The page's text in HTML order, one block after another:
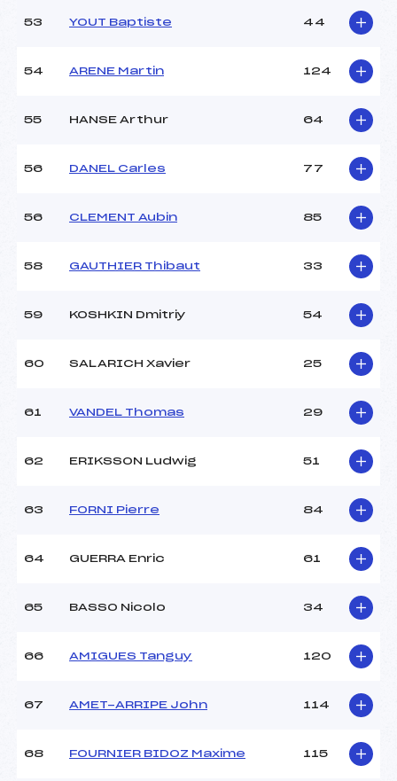
53 YOUT Baptiste 44
54 ARENE Martin 124
55 HANSE Arthur 64
56 DANEL Carles 77
56 CLEMENT Aubin 85
58 GAUTHIER Thibaut 33
59 KOSHKIN Dmitriy 54
60 SALARICH Xavier 25
61 VANDEL Thomas 29
62 ERIKSSON Ludwig 51
63 FORNI Pierre 84
64 GUERRA Enric 61
65 BASSO Nicolo 34
66 AMIGUES Tanguy 120
67 AMET-ARRIPE John 114
68 FOURNIER BIDOZ Maxime 115